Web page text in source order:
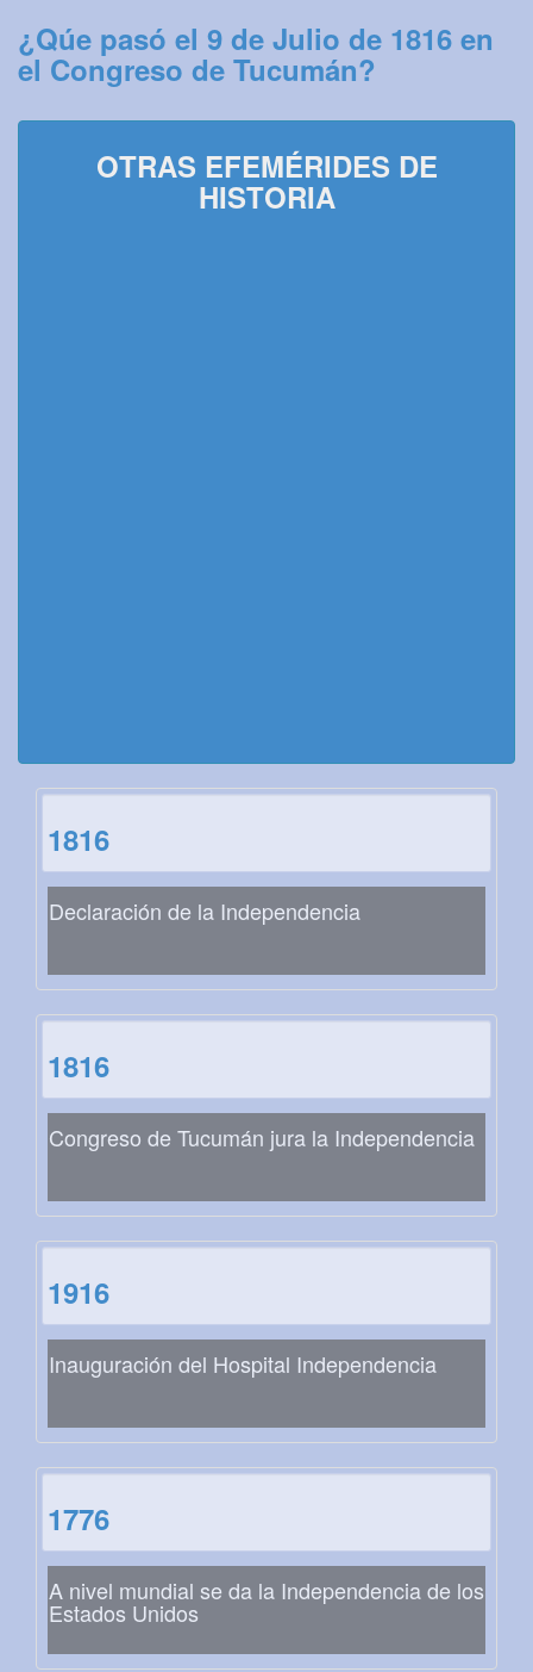
¿Qúe pasó el 9 de Julio de 1816 en
el Congreso de Tucumán?
OTRAS EFEMÉRIDES DE
HISTORIA
1816
Declaración de la Independencia
1816
Congreso de Tucumán jura la Independencia
1916
Inauguración del Hospital Independencia
1776
A nivel mundial se da la Independencia de los
Estados Unidos